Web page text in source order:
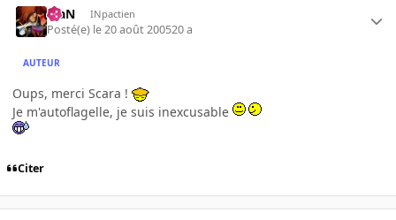
KiaN INpactien
Posté(e) le 20 août 200520 a
AUTEUR
Oups, merci Scara !
Je m'autoflagelle, je suis inexcusable
Citer